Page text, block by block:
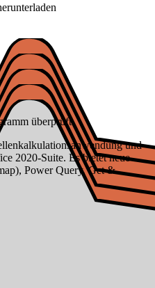
überprüft
und
2020-Suite. Es bietet neue
Power Query, Get &